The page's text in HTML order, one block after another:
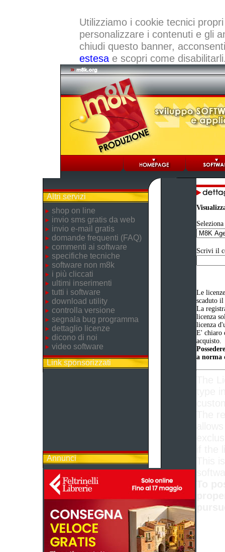
Utilizziamo i cookie tecnici
personalizzare i contenuti e gli
chiudi questo banner,
estesae scopri come
Altri servizi
shop on line
invio sms gratis da web
invio e-mail gratis
domande frequenti (FAQ)
commenti ai software
specifiche tecniche
software non m8k
i più cliccati
ultimi inserimenti
tutti i software
download utility
controlla versione
segnala bug programma
dettaglio licenze
dicono di noi
video software
Link sponsorizzati
Annunci
Scrivi il
Le
scaduto
La
licenza
licenza
E' chiaro
acquisto.
a norma